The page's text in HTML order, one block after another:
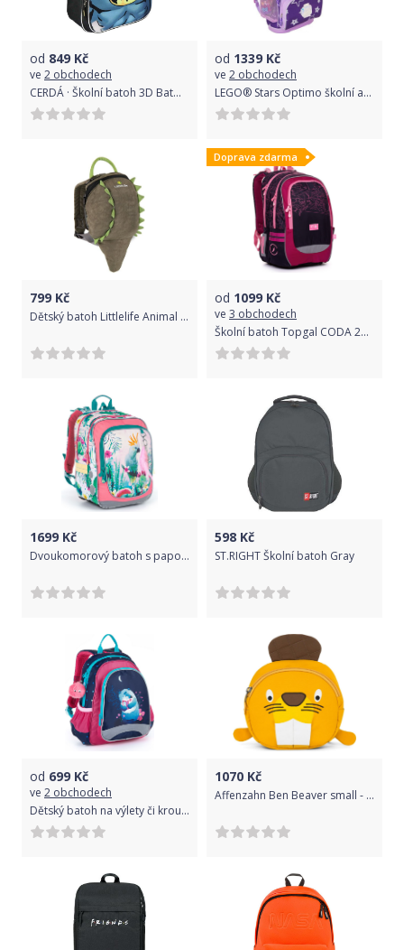
od 849 Kč
ve 2 obchodech
CERDÁ · Školní batoh 3D Batman
od 1339 Kč
ve 2 obchodech
LEGO® Stars Optimo školní aktovka 2 dílný set
799 Kč
Dětský batoh Littlelife Animal Toddler Daysack - crocodile uni
Doprava zdarma
od 1099 Kč
ve 3 obchodech
Školní batoh Topgal CODA 20009 G
1699 Kč
Dvoukomorový batoh s papouškem kakadu Topgal ENDY 21002 G
598 Kč
ST.RIGHT Školní batoh Gray
od 699 Kč
ve 2 obchodech
Dětský batoh na výlety či kroužky Topgal SISI 21023 G
1070 Kč
Affenzahn Ben Beaver small - ochre uni